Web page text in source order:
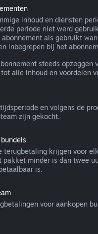
inhoud en diensten
periode niet werd
abonnement als gebruikt
inbegrepen bij het
steeds opzeggen
alle inhoud en voordelen
en volgens de
zijn gekocht.
terugbetaling krijgen voor
pakket minder is dan twee
is.
voor aankopen